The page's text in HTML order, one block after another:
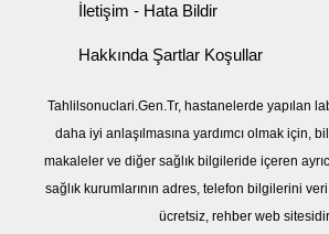
İletişim - Hata Bildir
Hakkında Şartlar Koşullar
Tahlilsonuclari.Gen.Tr, hastanelerde yapılan
daha iyi anlaşılmasına yardımcı olmak için,
makaleler ve diğer sağlık bilgileride içeren
sağlık kurumlarının adres, telefon bilgilerini
ücretsiz, rehber web